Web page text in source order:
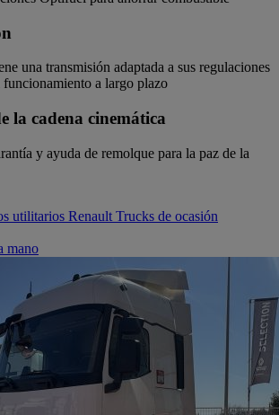
una transmisión adaptada a sus regulaciones
funcionamiento a largo plazo
la cadena cinemática
y ayuda de remolque para la paz de la
utilitarios Renault Trucks de ocasión
mano